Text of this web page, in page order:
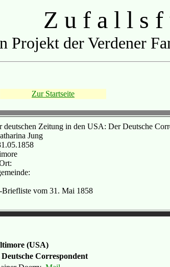
Z u f a l l s f
Projekt der Verdener
Zur Startseite
deutschen Zeitung in den USA: Der Deutsche
Jung
Briefliste vom 31. Mai 1858
(USA)
Correspondent